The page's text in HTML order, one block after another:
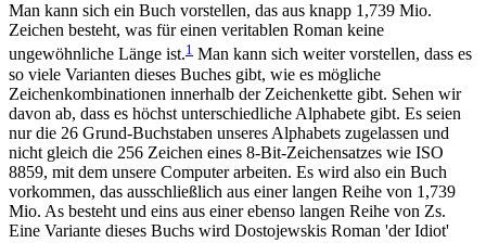
Man kann sich ein Buch vorstellen, das aus knapp 1,739 Mio.
Zeichen besteht, was für einen veritablen Roman keine
ungewöhnliche Länge ist.1 Man kann sich weiter vorstellen, dass es
so viele Varianten dieses Buches gibt, wie es mögliche
Zeichenkombinationen innerhalb der Zeichenkette gibt. Sehen wir
davon ab, dass es höchst unterschiedliche Alphabete gibt. Es seien
nur die 26 Grund-Buchstaben unseres Alphabets zugelassen und
nicht gleich die 256 Zeichen eines 8-Bit-Zeichensatzes wie ISO
8859, mit dem unsere Computer arbeiten. Es wird also ein Buch
vorkommen, das ausschließlich aus einer langen Reihe von 1,739
Mio. As besteht und eins aus einer ebenso langen Reihe von Zs.
Eine Variante dieses Buchs wird Dostojewskis Roman 'der Idiot'